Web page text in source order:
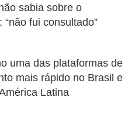
sabia sobre o
fui consultado”
uma das plataformas de
mais rápido no Brasil e
Latina